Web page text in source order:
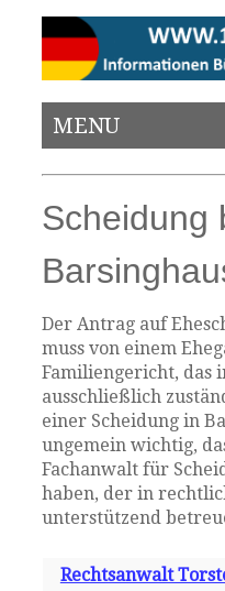
MENU
Scheidung
Der Antrag auf
muss von einem
Familiengericht, das
ausschließlich
einer Scheidung in
ungemein wichtig,
Fachanwalt für
haben, der in
unterstützend
Rechtsanwalt